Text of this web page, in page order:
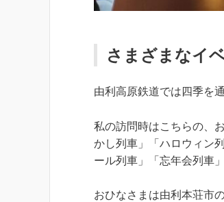
さまざまなイ
由利高原鉄道では四季を
私の訪問時はこちらの、
かし列車」「ハロウィン
ール列車」「忘年会列車
おひなさまは由利本荘市